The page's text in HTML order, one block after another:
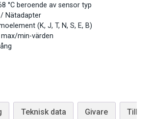
°C beroende av sensor typ
Nätadapter
(K, J, T, N, S, E, B)
min-värden
Teknisk data Givare